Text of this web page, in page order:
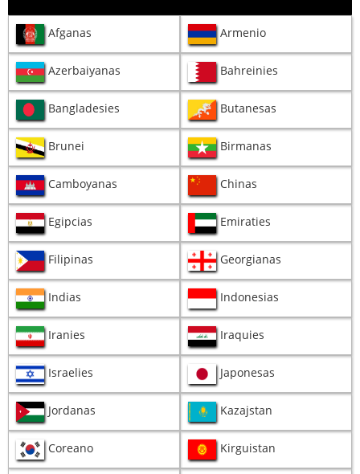
Afganas Armenio
Azerbaiyanas Bahreinies
Bangladesies Butanesas
Brunei Birmanas
Camboyanas Chinas
Egipcias Emiraties
Filipinas Georgianas
Indias Indonesias
Iranies Iraquies
Israelies Japonesas
Jordanas Kazajstan
Coreano Kirguistan